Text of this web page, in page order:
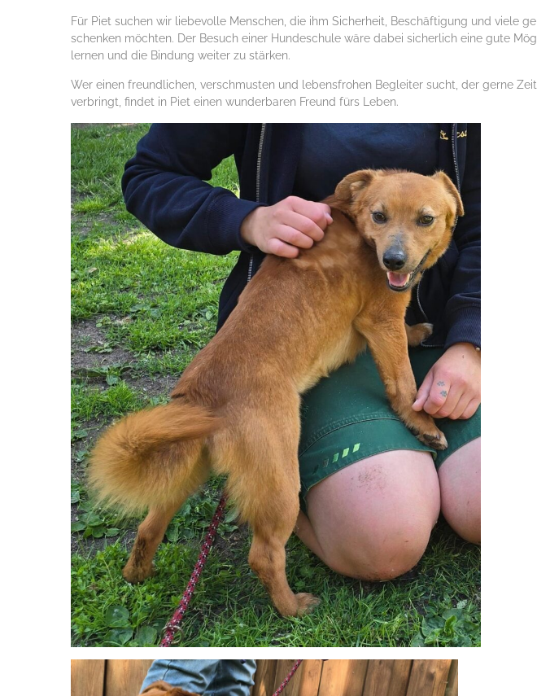
Für Piet suchen wir liebevolle Menschen, die ihm Sicherheit, Beschäftigung und viele
schenken möchten. Der Besuch einer Hundeschule wäre dabei sicherlich eine gute
lernen und die Bindung weiter zu stärken.
Wer einen freundlichen, verschmusten und lebensfrohen Begleiter sucht, der gerne
verbringt, findet in Piet einen wunderbaren Freund fürs Leben.